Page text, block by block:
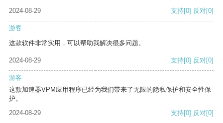
2024-08-29 支持[0] 反对[0]
游客
这款软件非常实用，可以帮助我解决很多问题。
2024-08-29 支持[0] 反对[0]
游客
这款加速器VPM应用程序已经为我们带来了无限的隐私保护和安全性保
护。
2024-08-29
支持[0] 反对[0]